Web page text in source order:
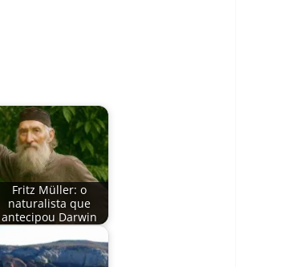
Fritz Müller: o
naturalista que
antecipou Darwin